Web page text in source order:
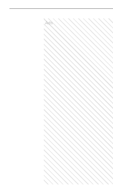
Ads